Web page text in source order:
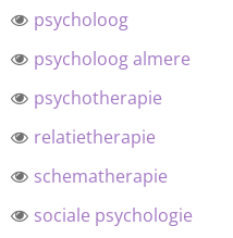
psycholoog
psycholoog almere
psychotherapie
relatietherapie
schematherapie
sociale psychologie